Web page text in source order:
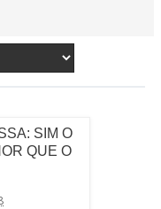
SIM O
QUE O